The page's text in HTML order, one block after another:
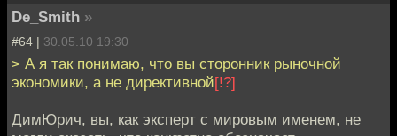
De_Smith »
#64 | 30.05.10 19:30
> А я так понимаю, что вы сторонник рыночной
экономики, а не директивной[!?]
ДимЮрич, вы, как эксперт с мировым именем, не